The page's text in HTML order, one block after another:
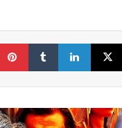
ایکس لینکداین تامبلر